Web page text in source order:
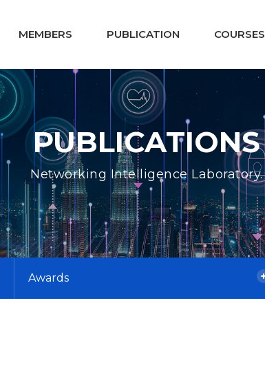
MEMBERS PUBLICATION COURSES
PUBLICATIONS
Networking Intelligence Laboratory.
Awards